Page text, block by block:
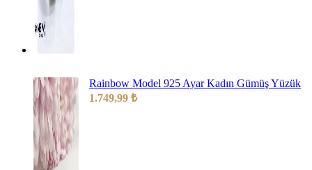
Rainbow Model 925 Ayar Kadın Gümüş Yüzük
1.749,99 ₺